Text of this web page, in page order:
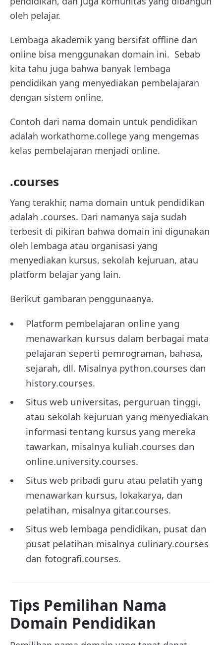
oleh pelajar.
Lembaga akademik yang bersifat offline dan
online bisa menggunakan domain ini. Sebab
kita tahu juga bahwa banyak lembaga
pendidikan yang menyediakan pembelajaran
dengan sistem online.
Contoh dari nama domain untuk pendidikan
adalah workathome.college yang mengemas
kelas pembelajaran menjadi online.
.courses
Yang terakhir, nama domain untuk pendidikan
adalah .courses. Dari namanya saja sudah
terbesit di pikiran bahwa domain ini digunakan
oleh lembaga atau organisasi yang
menyediakan kursus, sekolah kejuruan, atau
platform belajar yang lain.
Berikut gambaran penggunaanya.
Platform pembelajaran online yang
menawarkan kursus dalam berbagai mata
pelajaran seperti pemrograman, bahasa,
sejarah, dll. Misalnya python.courses dan
history.courses.
Situs web universitas, perguruan tinggi,
atau sekolah kejuruan yang menyediakan
informasi tentang kursus yang mereka
tawarkan, misalnya kuliah.courses dan
online.university.courses.
Situs web pribadi guru atau pelatih yang
menawarkan kursus, lokakarya, dan
pelatihan, misalnya gitar.courses.
Situs web lembaga pendidikan, pusat dan
pusat pelatihan misalnya culinary.courses
dan fotografi.courses.
Tips Pemilihan Nama
Domain Pendidikan